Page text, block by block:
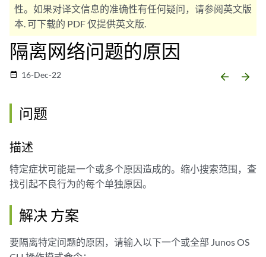
性。如果对译文信息的准确性有任何疑问，请参阅英文版
本. 可下载的 PDF 仅提供英文版.
隔离网络问题的原因
date_range 16-Dec-22 arrow_backward arrow_forward
问题
描述
特定症状可能是一个或多个原因造成的。缩小搜索范围，查
找引起不良行为的每个单独原因。
解决 方案
要隔离特定问题的原因，请输入以下一个或全部 Junos OS